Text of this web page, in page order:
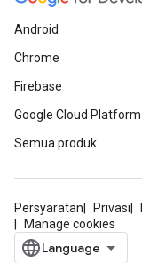
Android
Chrome
Firebase
Google Cloud Platform
Semua produk
Persyaratan Privasi
Manage cookies